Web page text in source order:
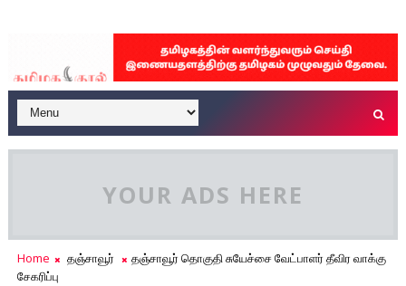
YOUR ADS HERE
Home தஞ்சாவூர்
தஞ்சாவூர் தொகுதி சுயேச்சை வேட்பாளர் தீவிர வாக்கு
சேகரிப்பு